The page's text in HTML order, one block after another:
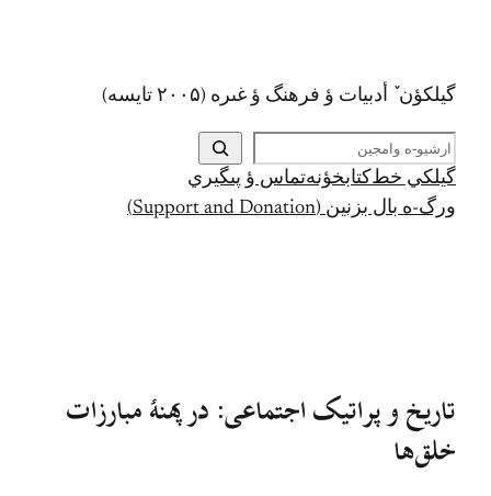
گيلکؤن ٚ أدبیات ؤ فرهنگ ؤ غىره (۲۰۰۵ تايسه)
ج
س
ت
ج
گيلکي خط کتابخؤنهتماس ؤ پىگيري
ورگ-ه بال بزنين (Support and Donation)
تاریخ و پراتیک اجتماعی: در پهنهٔ مبارزات
خلق‌ها